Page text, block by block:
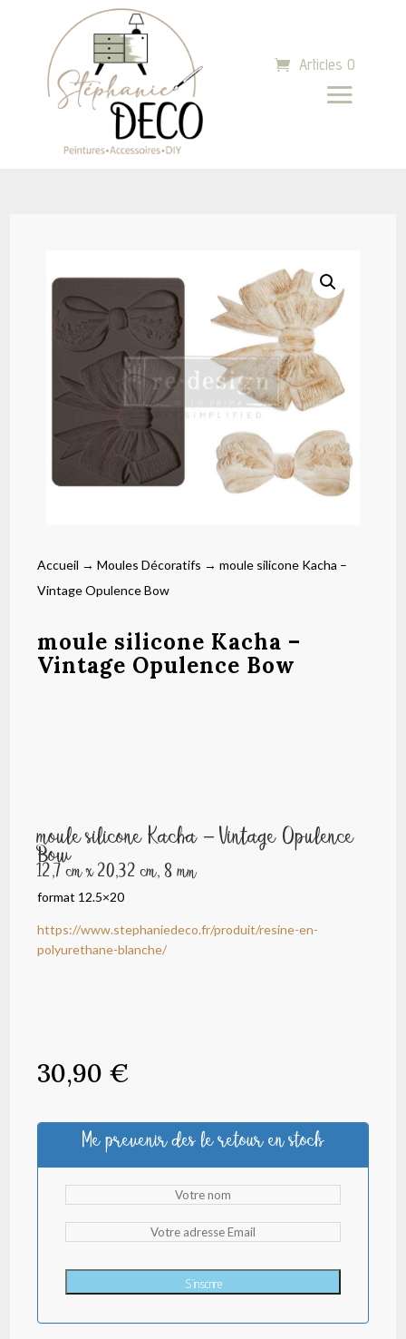
Articles 0
Accueil →Moules Décoratifs → moule silicone Kacha –
Vintage Opulence Bow
moule silicone Kacha –
Vintage Opulence Bow
moule silicone Kacha – Vintage Opulence
Bow
12,7 cm x 20,32 cm, 8 mm
format 12.5×20
https://www.stephaniedeco.fr/produit/resine-en-
polyurethane-blanche/
30,90 €
Me prevenir des le retour en stock
S'inscrire